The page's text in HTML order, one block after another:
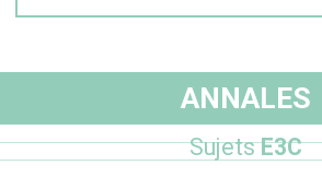
ANNALES
SujetsE3C